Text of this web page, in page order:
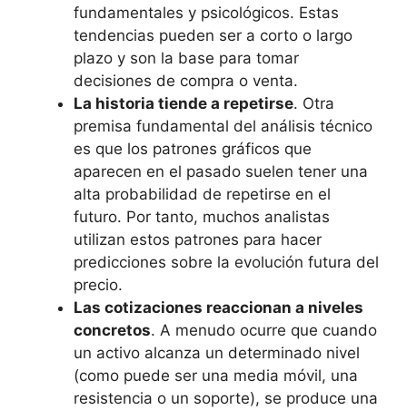
fundamentales y psicológicos. Estas
tendencias pueden ser a corto o largo
plazo y son la base para tomar
decisiones de compra o venta.
La historia tiende a repetirse. Otra
premisa fundamental del análisis técnico
es que los patrones gráficos que
aparecen en el pasado suelen tener una
alta probabilidad de repetirse en el
futuro. Por tanto, muchos analistas
utilizan estos patrones para hacer
predicciones sobre la evolución futura del
precio.
Las cotizaciones reaccionan a niveles
concretos. A menudo ocurre que cuando
un activo alcanza un determinado nivel
(como puede ser una media móvil, una
resistencia o un soporte), se produce una